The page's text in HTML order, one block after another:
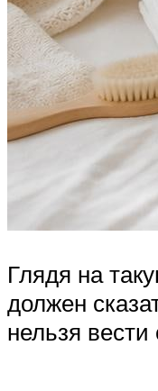
Глядя на
должен
нельзя вести